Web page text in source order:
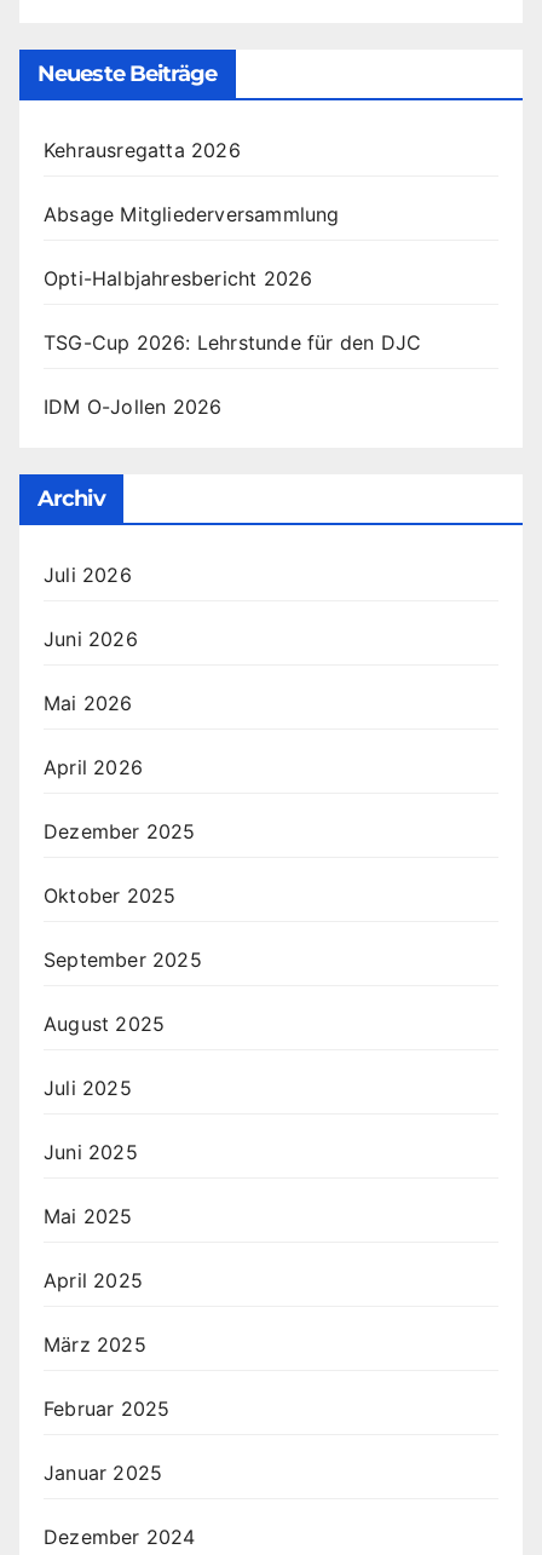
Neueste Beiträge
Kehrausregatta 2026
Absage Mitgliederversammlung
Opti-Halbjahresbericht 2026
TSG-Cup 2026: Lehrstunde für den DJC
IDM O-Jollen 2026
Archiv
Juli 2026
Juni 2026
Mai 2026
April 2026
Dezember 2025
Oktober 2025
September 2025
August 2025
Juli 2025
Juni 2025
Mai 2025
April 2025
März 2025
Februar 2025
Januar 2025
Dezember 2024